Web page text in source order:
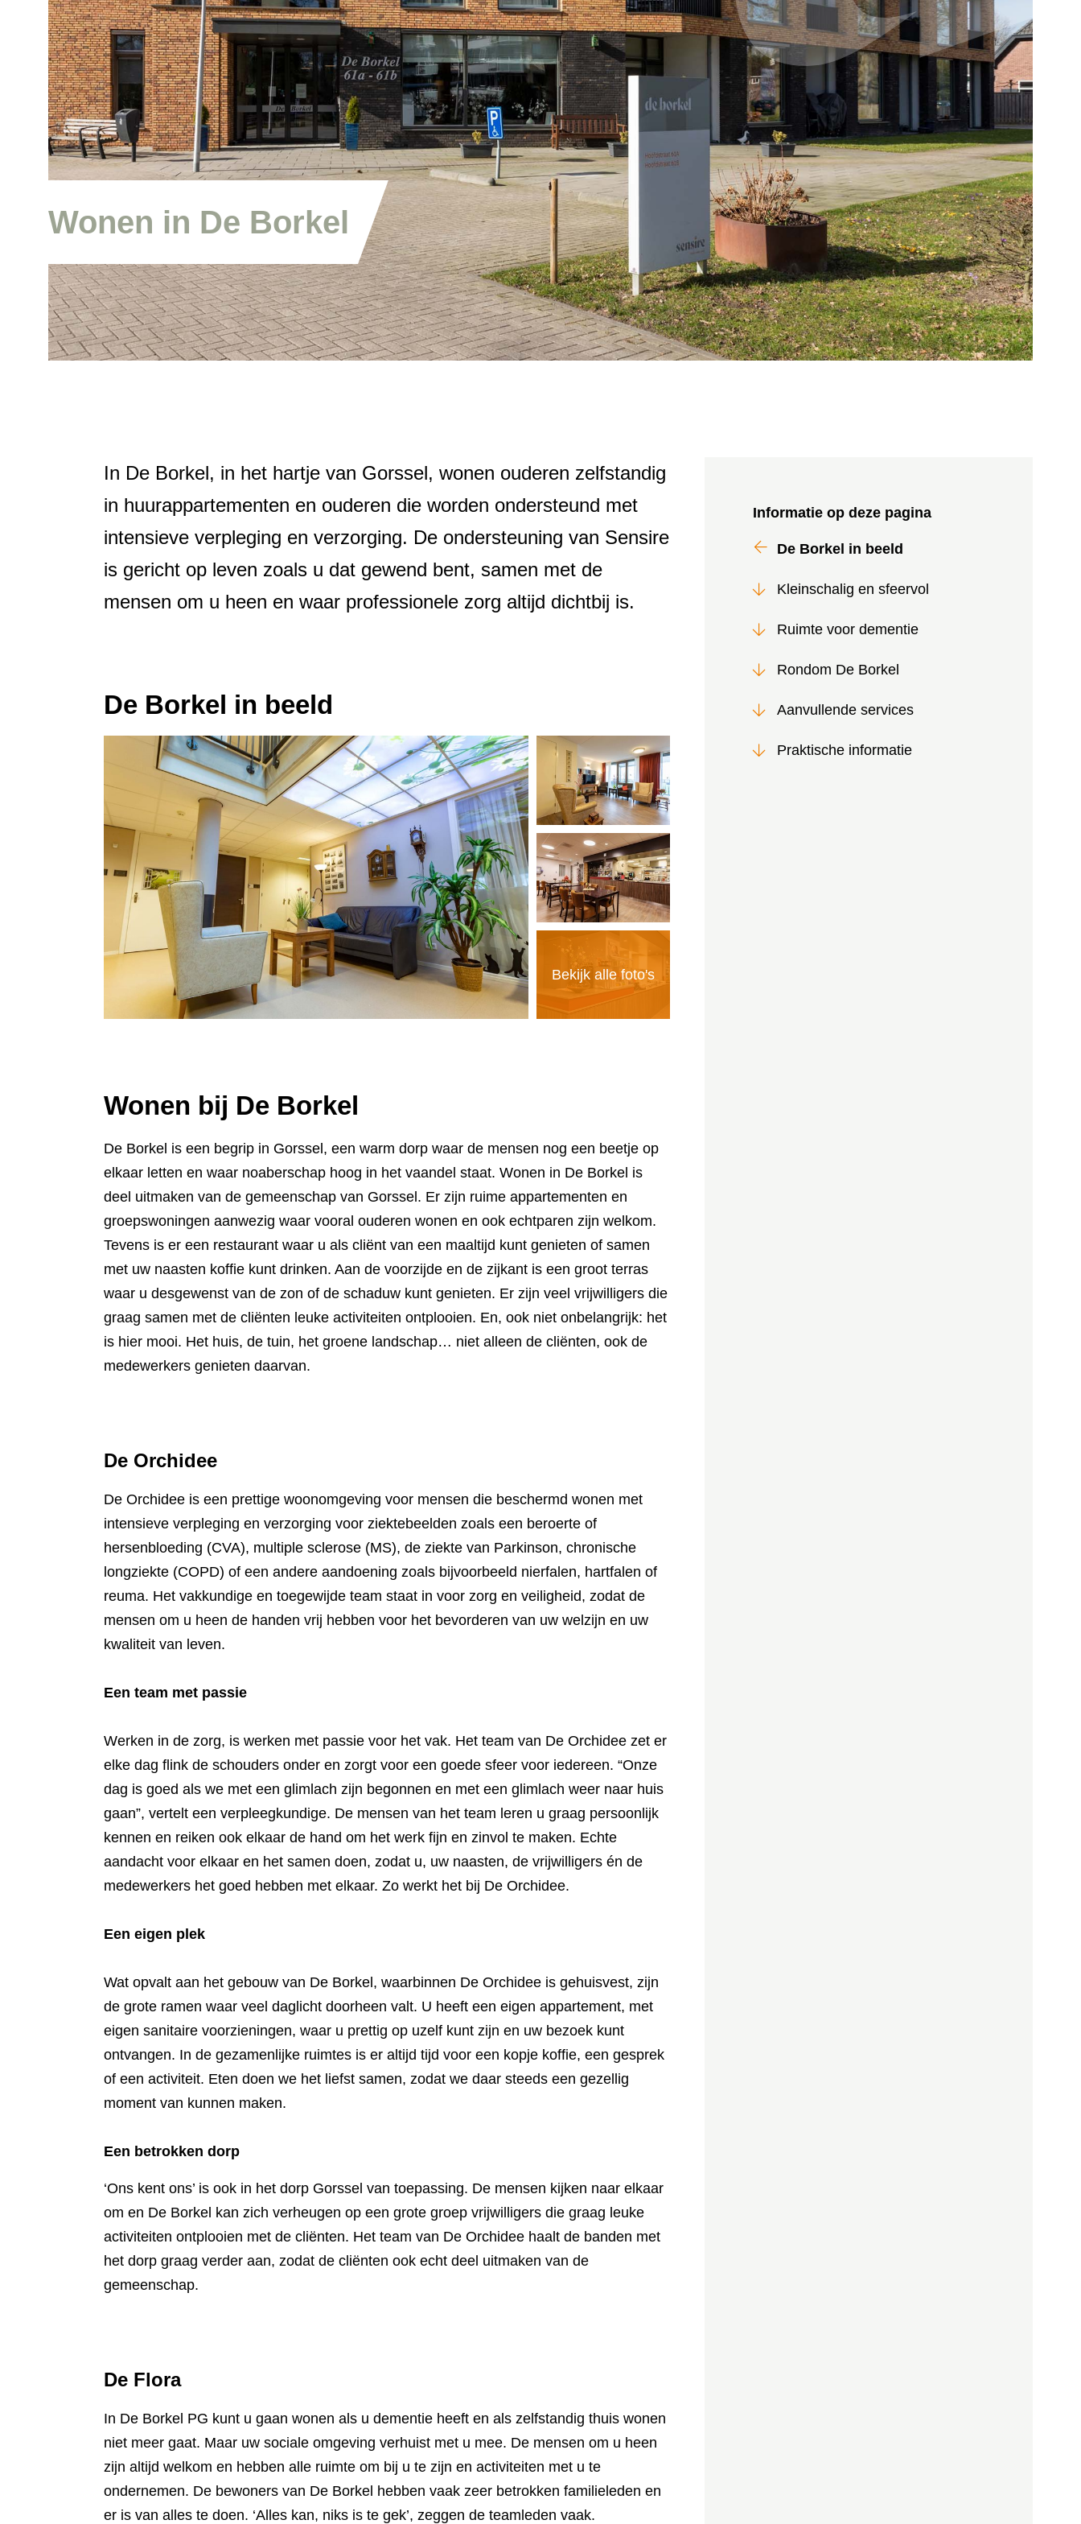
Ontdek onze zorgzoeker
Hulp nodig bij het
vinden van de
juiste zorg?
Direct contact
0900 8856
info@sensire.nl
Wonen in De Borkel
In De Borkel, in het hartje van Gorssel, wonen ouderen zelfstandig
in huurappartementen en ouderen die worden ondersteund met
intensieve verpleging en verzorging. De ondersteuning van Sensire
is gericht op leven zoals u dat gewend bent, samen met de
mensen om u heen en waar professionele zorg altijd dichtbij is.
De Borkel in beeld
Bekijk alle foto's
Wonen bij De Borkel
De Borkel is een begrip in Gorssel, een warm dorp waar de mensen nog een beetje op
elkaar letten en waar noaberschap hoog in het vaandel staat. Wonen in De Borkel is
deel uitmaken van de gemeenschap van Gorssel. Er zijn ruime appartementen en
groepswoningenaanwezig waar vooral ouderen wonen en ook echtparen zijn welkom.
Tevens is ereen restaurant waar u als cliënt van een maaltijd kunt genieten of samen
met uw naasten koffie kunt drinken. Aan de voorzijde en de zijkant is een grootterras
waar u desgewenst van de zon of de schaduw kunt genieten. Er zijn veel vrijwilligers die
graag samen met de cliënten leuke activiteiten ontplooien. En, ook niet onbelangrijk: het
is hier mooi. Het huis, de tuin, het groene landschap… niet alleen de cliënten, ook de
medewerkers genieten daarvan.
De Orchidee
De Orchidee is een prettige woonomgeving voor mensen die beschermd wonen met
intensieve verpleging en verzorging voor ziektebeelden zoals een beroerte of
hersenbloeding (CVA), multiple sclerose (MS), de ziekte van Parkinson, chronische
longziekte (COPD) of een andere aandoening zoals bijvoorbeeld nierfalen, hartfalen of
reuma. Het vakkundige en toegewijde team staat in voor zorg en veiligheid, zodat de
mensen om u heen de handen vrij hebben voor het bevorderen van uw welzijn en uw
kwaliteit van leven.
Een team met passie
Werken in de zorg, is werken met passie voor het vak. Het team van De Orchidee zet er
elke dag flink de schouders onder en zorgt voor een goede sfeer voor iedereen. “Onze
dag is goed als we met een glimlach zijn begonnen en met een glimlach weer naar huis
gaan”, vertelt een verpleegkundige. De mensen van het team leren u graag persoonlijk
kennen en reiken ook elkaar de hand om het werk fijn en zinvol te maken. Echte
aandacht voor elkaar en het samen doen, zodat u, uw naasten, de vrijwilligers én de
medewerkers het goed hebben met elkaar. Zo werkt het bij De Orchidee.
Een eigen plek
Wat opvalt aan het gebouw van De Borkel, waarbinnen De Orchidee is gehuisvest, zijn
de grote ramen waar veel daglicht doorheen valt. U heeft een eigen appartement, met
eigen sanitaire voorzieningen, waar u prettig op uzelf kunt zijn en uw bezoek kunt
ontvangen. In de gezamenlijke ruimtes is er altijd tijd voor een kopje koffie, een gesprek
of een activiteit. Eten doen we het liefst samen, zodat we daar steeds een gezellig
moment van kunnen maken.
Een betrokken dorp
‘Ons kent ons’ is ook in het dorp Gorssel van toepassing. De mensen kijken naar elkaar
om en De Borkel kan zich verheugen op een grote groep vrijwilligers die graag leuke
activiteiten ontplooien met de cliënten. Het team van De Orchidee haalt de banden met
het dorp graag verder aan, zodat de cliënten ook echt deel uitmaken van de
gemeenschap.
De Flora
In De Borkel PG kunt u gaan wonen als u dementie heeft en als zelfstandig thuis wonen
niet meer gaat. Maar uw sociale omgeving verhuist met u mee. De mensen om u heen
zijn altijd welkom en hebben alle ruimte om bij u te zijn en activiteiten met u te
ondernemen. De bewoners van De Borkel hebben vaak zeer betrokken familieleden en
er is van alles te doen. ‘Alles kan, niks is te gek’, zeggen de teamleden vaak.
Informatie op deze pagina
De Borkel in beeld
Kleinschalig en sfeervol
Ruimte voor dementie
Rondom De Borkel
Aanvullende services
Praktische informatie